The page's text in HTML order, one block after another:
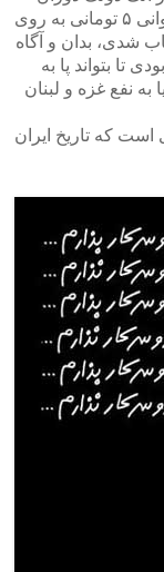
فیضیه ام، و ای کسی که یک شبه از روضه خوانی ۵ تومانی به روی
شدی، بدان و آگاه
تا بتواند پا به
به نفع غزه و لبنان
است که تاریخ ایران